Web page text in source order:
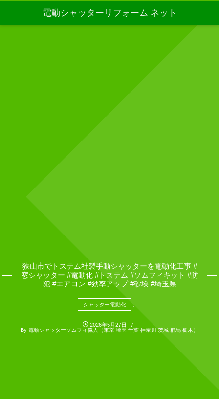
電動シャッターリフォーム ネット
狭山市でトステム社製手動シャッターを電動化工事 #
窓シャッター #電動化 #トステム #ソムフィキット #防
犯 #エアコン #効率アップ #砂埃 #埼玉県
シャッター電動化 , …
2026年5月27日
By 電動シャッターソムフィ職人（東京 埼玉 千葉 神奈川 茨城 群馬 栃木）